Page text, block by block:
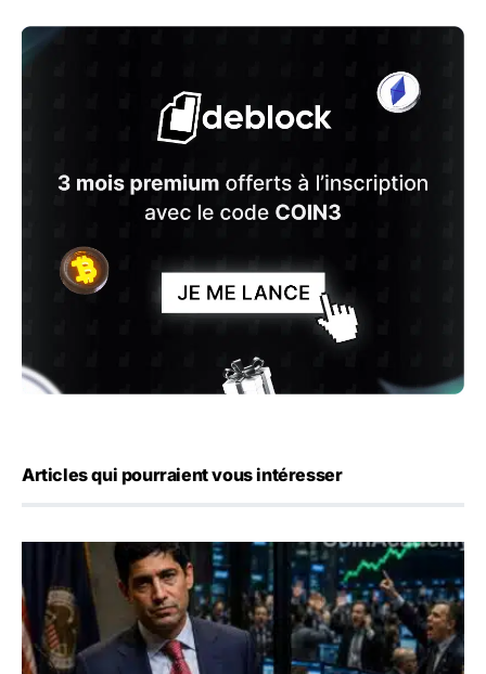
Articles qui pourraient vous intéresser
Emploi américain : 23 000 postes détruits en juillet, les